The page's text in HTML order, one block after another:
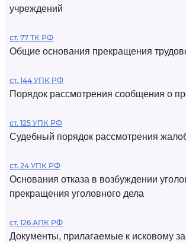
учреждений
ст. 77 ТК РФ
Общие основания прекращения
ст. 144 УПК РФ
Порядок рассмотрения сообщения о
ст. 125 УПК РФ
Судебный порядок рассмотрения
ст. 24 УПК РФ
Основания отказа в возбуждении
прекращения уголовного дела
ст. 126 АПК РФ
Документы, прилагаемые к исковому